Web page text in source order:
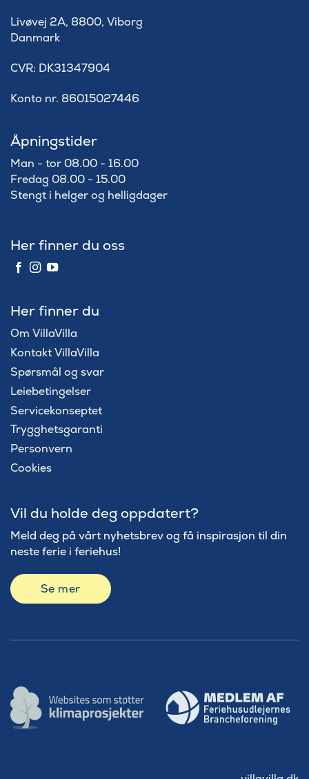
Livøvej 2A, 8800, Viborg
Danmark
​CVR: DK31347904
Konto nr. 86015027446
Åpningstider
Man - tor 08.00 - 16.00
Fredag 08.00 - 15.00
Stengt i helger og helligdager
Her finner du oss
Her finner du
Om VillaVilla
Kontakt VillaVilla
Spørsmål og svar
Leiebetingelser
Servicekonseptet
Trygghetsgaranti
Personvern
Cookies
Vil du holde deg oppdatert?
Meld deg på vårt nyhetsbrev og få inspirasjon til din
neste ferie i feriehus!
Se mer